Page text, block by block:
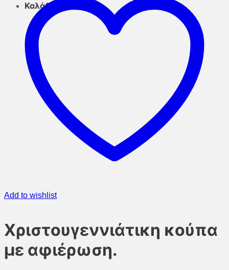
Καλάθι
Add to wishlist
Χριστουγεννιάτικη κούπα
με αφιέρωση.